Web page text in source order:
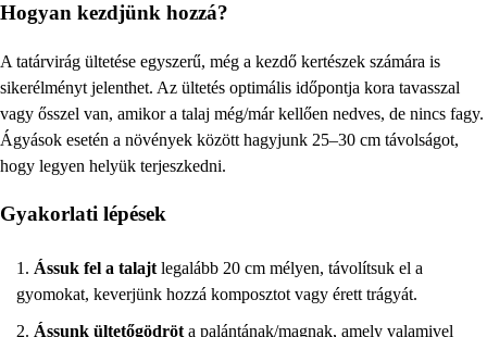
Hogyan kezdjünk hozzá?
A tatárvirág ültetése egyszerű, még a kezdő kertészek számára is
sikerélményt jelenthet. Az ültetés optimális időpontja kora tavasszal
vagy ősszel van, amikor a talaj még/már kellően nedves, de nincs fagy.
Ágyások esetén a növények között hagyjunk 25–30 cm távolságot,
hogy legyen helyük terjeszkedni.
Gyakorlati lépések
Ássuk fel a talajt legalább 20 cm mélyen, távolítsuk el a
gyomokat, keverjünk hozzá komposztot vagy érett trágyát.
Ássunk ültetőgödröt a palántának/magnak, amely valamivel